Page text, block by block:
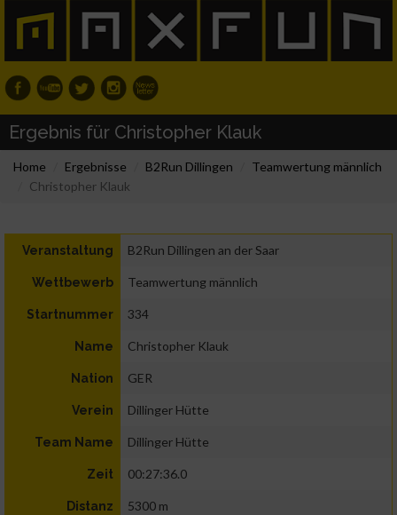
Ergebnis für Christopher Klauk
Home Ergebnisse B2Run Dillingen
Teamwertung männlich
Christopher Klauk
Veranstaltung B2Run Dillingen an der Saar
Wettbewerb Teamwertung männlich
Startnummer 334
Name Christopher Klauk
Nation GER
Verein Dillinger Hütte
Team Name Dillinger Hütte
Zeit 00:27:36.0
Distanz 5300 m